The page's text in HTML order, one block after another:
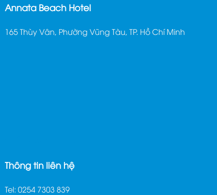
Annata Beach Hotel
165 Thùy Vân, Phường Vũng Tàu, TP. Hồ Chí Minh
Thông tin liên hệ
Tel: 0254 7303 839